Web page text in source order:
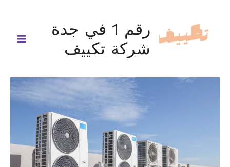
المحتوى
رقم 1 في جدة
شركة تكييف